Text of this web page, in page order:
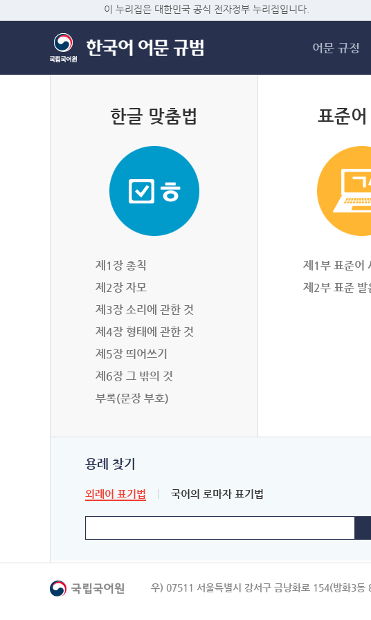
이 누리집은 대한민국 공식 전자정부 누리집입니다.
어문 규정
한글 맞춤법
제1장 총칙
제2장 자모
제3장 소리에 관한 것
제4장 형태에 관한 것
제5장 띄어쓰기
제6장 그 밖의 것
부록(문장 부호)
표준어
제1부 표준어
제2부 표준 발
용례 찾기
외래어 표기법 국어의 로마자 표기법
우) 07511 서울특별시 강서구 금낭화로 154(방화3동